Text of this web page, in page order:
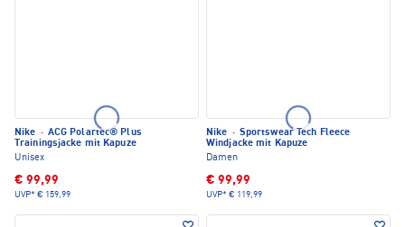
Nike · ACG Polartec® Plus
Trainingsjacke mit Kapuze
Unisex
€ 99,99
UVP* € 159,99
Nike · Sportswear Tech Fleece
Windjacke mit Kapuze
Damen
€ 99,99
UVP* € 119,99